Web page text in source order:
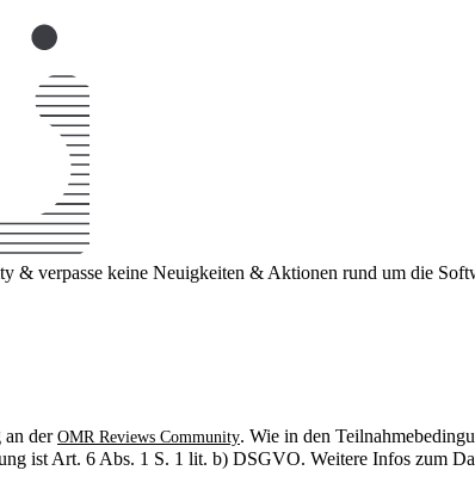
& verpasse keine Neuigkeiten & Aktionen rund um die
an derOMR Reviews Community. Wie in den
ist Art. 6 Abs. 1 S. 1 lit. b) DSGVO. Weitere Infos zum